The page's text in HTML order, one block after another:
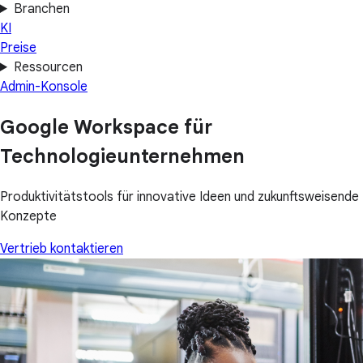
Branchen
KI
Preise
Ressourcen
Admin-Konsole
Google Workspace für
Technologieunternehmen
Produktivitätstools für innovative Ideen und zukunftsweisende
Konzepte
Vertrieb kontaktieren